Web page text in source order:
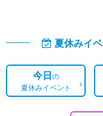
夏休みイ
今日の
夏休みイベント